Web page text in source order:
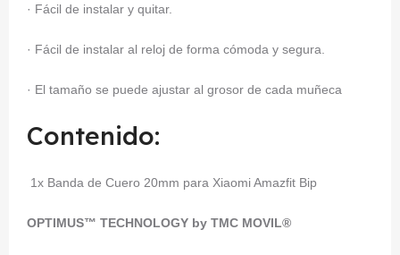
· Fácil de instalar y quitar.
· Fácil de instalar al reloj de forma cómoda y segura.
· El tamaño se puede ajustar al grosor de cada muñeca
Contenido:
1x Banda de Cuero 20mm para Xiaomi Amazfit Bip
OPTIMUS™ TECHNOLOGY by TMC MOVIL®